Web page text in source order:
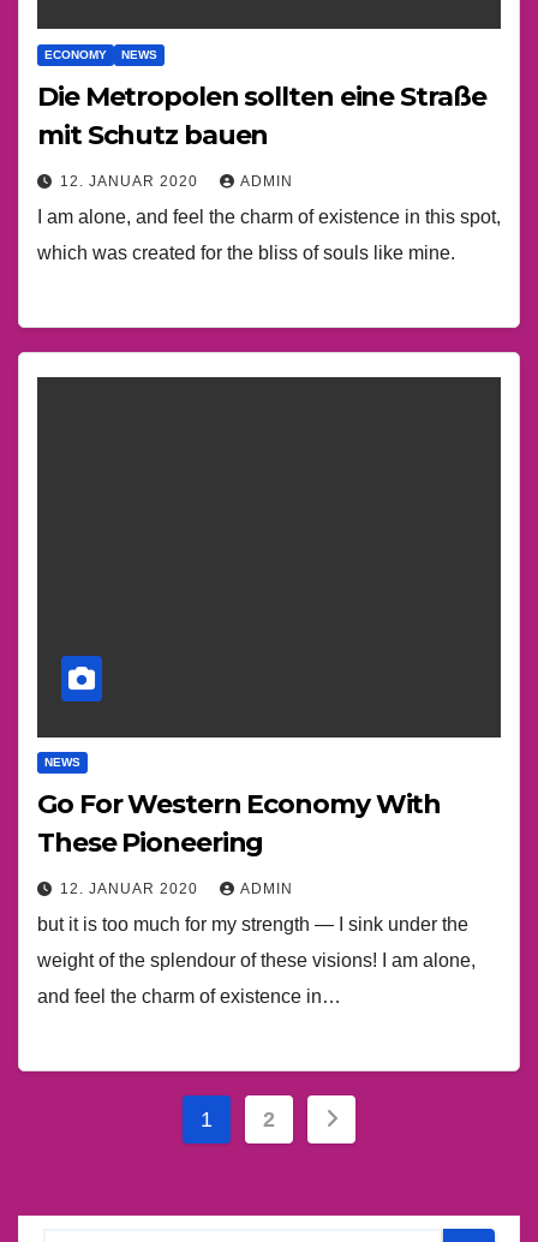
ECONOMY NEWS
Die Metropolen sollten eine Straße
mit Schutz bauen
12. JANUAR 2020 ADMIN
I am alone, and feel the charm of existence in this spot,
which was created for the bliss of souls like mine.
NEWS
Go For Western Economy With
These Pioneering
12. JANUAR 2020 ADMIN
but it is too much for my strength — I sink under the
weight of the splendour of these visions! I am alone,
and feel the charm of existence in…
Beiträge
1 2